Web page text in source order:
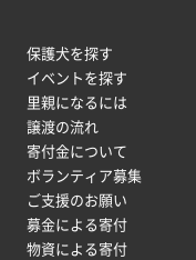
保護犬を探す
イベントを探す
里親になるには
譲渡の流れ
寄付金について
ボランティア募集
ご支援のお願い
募金による寄付
物資による寄付